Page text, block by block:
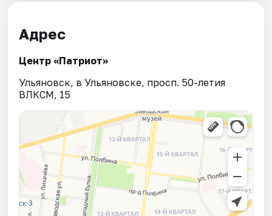
Адрес
Центр «Патриот»
Ульяновск, в Ульяновске, просп. 50-летия
ВЛКСМ, 15